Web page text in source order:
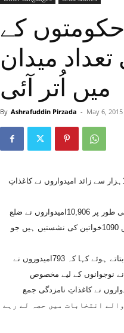
حکومتوں کے
میدان
میں اُتر آئی
By Ashrafuddin Pirzada - May 6, 2015
پشاور (اشرف الدین پیرزادہ سے) رواں ماہ ہونے والے مقامی حکومتوں کے انتخابات میں 10ہزار سے زائد امیدواروں نے کاغذاتِ
ڈپٹی ریجنل الیکشن کمشنر پیر مقبول احمد نے نیوز لینز سے بات کرتے ہوئے کہا کہ مجموعی طور پر 10,906امیدواروں نے ضلع
پشاور کے مختلف عہدوں پر انتخابات لڑنے کے لیے کاغذاتِ نامزدگی جمع کروائے ہیں جن میں 1090خواتین کی نشستیں ہیں جو
انہوں نے مختلف نشستوں کے لیے کاغذاتِ نامزدگی جمع کروانے والے امیدواروں کی تفصیل بتاتے ہوئے کہا کہ 793امیدوروں نے
تحصیل یا ٹاؤن، 4376نے جنرل، 1090نے خواتین ، 1643نے کسانوں اور محنت کشوں اور1670نے نوجوانوں کے لیے مخصوص
لیے کاغذاتِ نامزدگی جمع کروائے ہیں۔ غیر مسلموں کی نشستوں پر 207امیدواروں نے کاغذاتِ نامزدگی جمع
برادری کے رہنما شامل ہیں جو 30مئی کو ہونے والے انتخابات میں حصہ لے رہے